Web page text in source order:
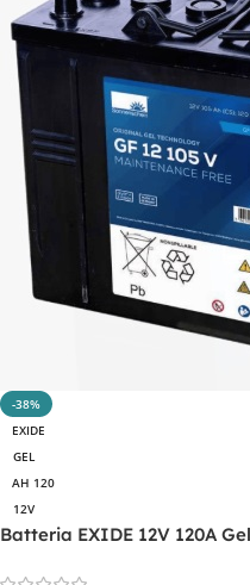
-38%
EXIDE
GEL
AH 120
12V
Batteria EXIDE 12V 120A